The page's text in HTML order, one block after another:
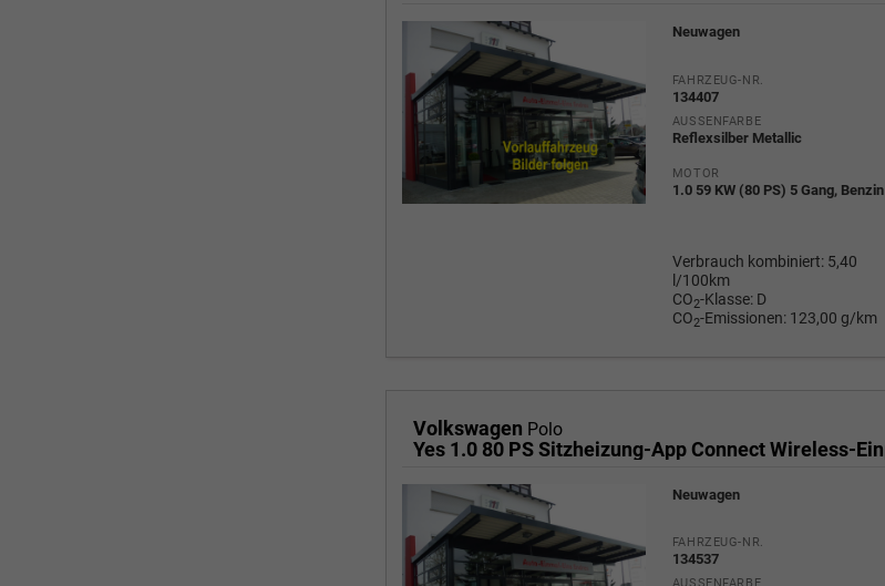
Neuwagen
FAHRZEUG-NR.
134407
AUSSENFARBE
Reflexsilber Metallic
MOTOR
1.0 59 KW (80 PS) 5 Gang, Benzin
Verbrauch kombiniert: 5,40
l/100km
CO2-Klasse: D
CO2-Emissionen: 123,00 g/km
Volkswagen Polo
Neuwagen
FAHRZEUG-NR.
134537
AUSSENFARBE